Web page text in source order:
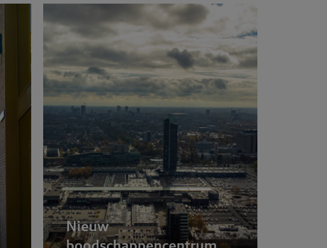
Nieuw